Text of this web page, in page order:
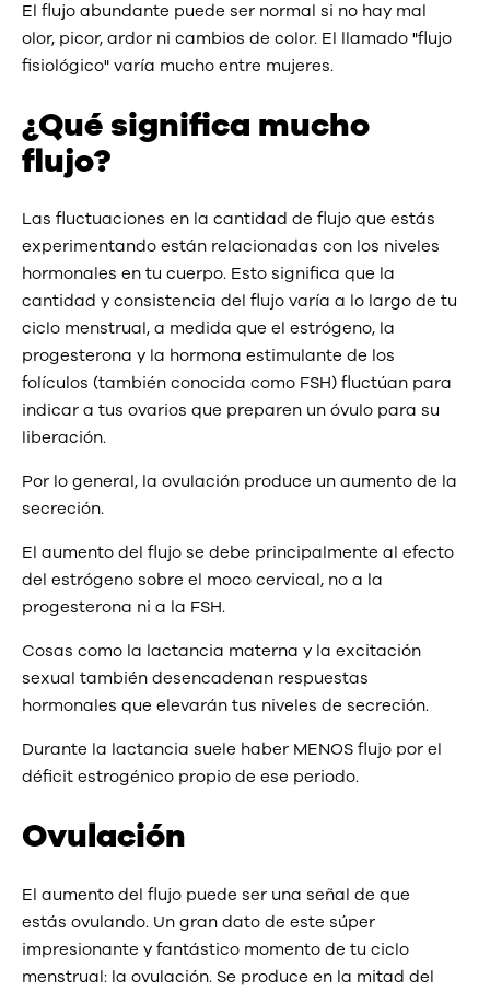
El flujo abundante puede ser normal si no hay mal
olor, picor, ardor ni cambios de color. El llamado "flujo
fisiológico" varía mucho entre mujeres.
¿Qué significa mucho
flujo?
Las fluctuaciones en la cantidad de flujo que estás
experimentando están relacionadas con los niveles
hormonales en tu cuerpo. Esto significa que la
cantidad y consistencia del flujo varía a lo largo de tu
ciclo menstrual, a medida que el estrógeno, la
progesterona y la hormona estimulante de los
folículos (también conocida como FSH) fluctúan para
indicar a tus ovarios que preparen un óvulo para su
liberación.
Por lo general, la ovulación produce un aumento de la
secreción.
El aumento del flujo se debe principalmente al efecto
del estrógeno sobre el moco cervical, no a la
progesterona ni a la FSH.
Cosas como la lactancia materna y la excitación
sexual también desencadenan respuestas
hormonales que elevarán tus niveles de secreción.
Durante la lactancia suele haber MENOS flujo por el
déficit estrogénico propio de ese periodo.
Ovulación
El aumento del flujo puede ser una señal de que
estás ovulando. Un gran dato de este súper
impresionante y fantástico momento de tu ciclo
menstrual: la ovulación. Se produce en la mitad del